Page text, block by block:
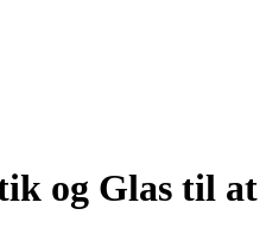
og Glas til